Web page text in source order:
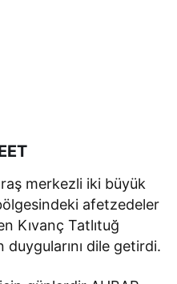
merkezli iki büyük
afetzedeler
Kıvanç Tatlıtuğ
duygularını dile getirdi.